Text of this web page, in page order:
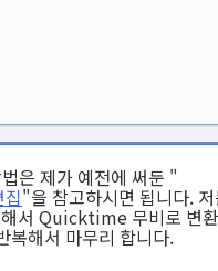
은 제가 예전에 써둔 "
"을 참고하시면 됩니다.
Quicktime 무비로 변환
복해서 마무리 합니다.